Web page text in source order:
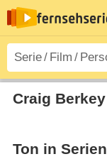
Craig Berkey
Ton in Serien